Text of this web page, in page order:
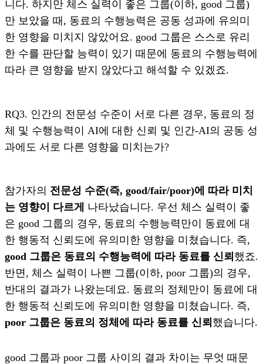
니다. 하지만 체스 실력이 좋은 그룹(이하, good 그룹)
만 보았을 때, 동료의 수행능력은 공동 성과에 유의미
한 영향을 미치지 않았어요. good 그룹은 스스로 유리
한 수를 판단할 능력이 있기 때문에 동료의 수행능력에
따라 큰 영향을 받지 않았다고 해석할 수 있겠죠.
RQ3. 인간의 전문성 수준이 서로 다른 경우, 동료의 정
체 및 수행능력이 AI에 대한 신뢰 및 인간-AI의 공동 성
과에도 서로 다른 영향을 미치는가?
참가자의 전문성 수준(즉, good/fair/poor)에 따라 미치
는 영향이 다르게
나타났습니다. 우선 체스 실력이 좋
은 good 그룹의 경우, 동료의 수행능력만이 동료에 대
한 행동적 신뢰도에 유의미한 영향을 미쳤습니다. 즉,
good 그룹은 동료의 수행능력에 따라 동료를 신뢰 했죠.
반면, 체스 실력이 나쁜 그룹(이하, poor 그룹)의 경우,
반대의 결과가 나왔는데요. 동료의 정체만이 동료에 대
한 행동적 신뢰도에 유의미한 영향을 미쳤습니다. 즉,
poor 그룹은 동료의 정체에 따라 동료를 신뢰 했습니다.
good 그룹과 poor 그룹 사이의 결과 차이는 무엇 때문